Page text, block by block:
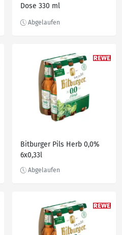
Dose 330 ml
Bitburger Pils Herb 0,0%
6x0,33l